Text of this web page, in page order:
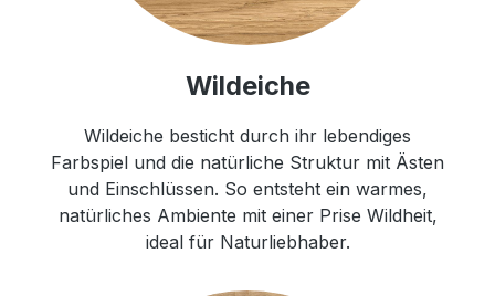
Wildeiche
Wildeiche besticht durch ihr lebendiges
Farbspiel und die natürliche Struktur mit Ästen
und Einschlüssen. So entsteht ein warmes,
natürliches Ambiente mit einer Prise Wildheit,
ideal für Naturliebhaber.